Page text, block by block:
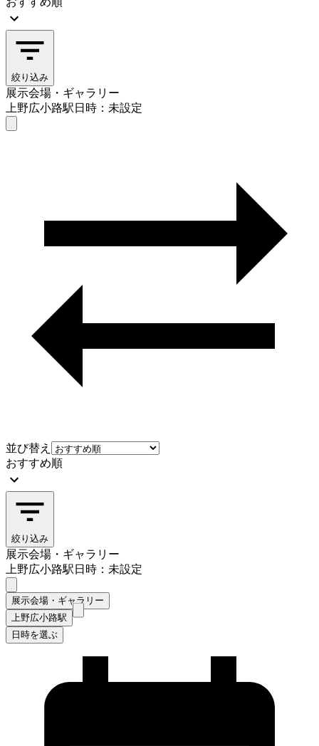
絞り込み
展示会場・ギャラリー
上野広小路駅日時：未設定
並び替え
おすすめ順
絞り込み
展示会場・ギャラリー
上野広小路駅日時：未設定
展示会場・ギャラリー
上野広小路駅
日時を選ぶ